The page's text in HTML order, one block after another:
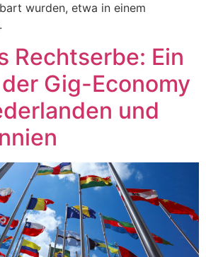
wurden, etwa in einem
Rechtserbe: Ein
Gig-Economy
und